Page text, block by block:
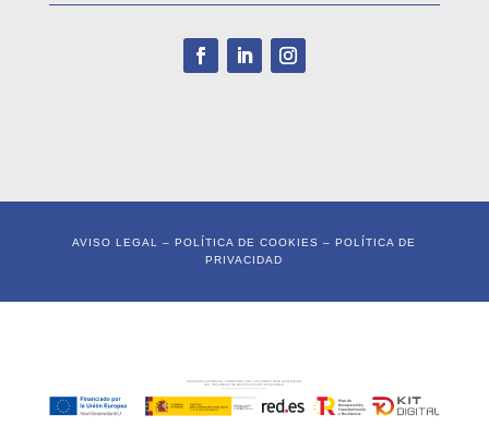
AVISO LEGAL –POLÍTICA DE COOKIES –POLÍTICA DE
PRIVACIDAD